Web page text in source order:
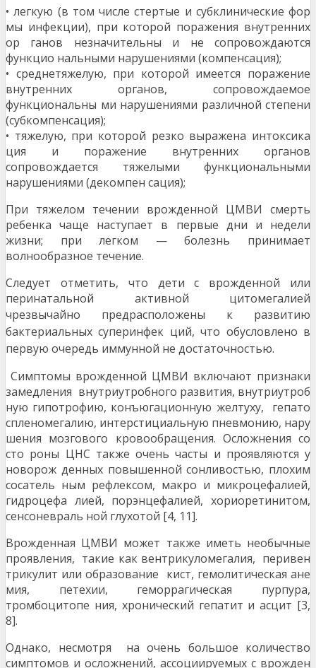
• легкую (в том числе стертые и субклинические фор
мы инфекции), при которой поражения внутренних
ор ганов незначительны и не сопровождаются
функцио нальными нарушениями (компенсация);
• среднетяжелую, при которой имеется поражение
внутренних органов, сопровождаемое
функциональны ми нарушениями различной степени
(субкомпенсация);
• тяжелую, при которой резко выражена интоксика
ция и поражение внутренних органов
сопровождается тяжелыми функциональными
нарушениями (декомпен сация);
При тяжелом течении врожденной ЦМВИ смерть
ребенка чаще наступает в первые дни и недели
жизни; при легком — болезнь принимает
волнообразное течение.
Следует отметить, что дети с врожденной или
перинатальной активной цитомегалией
чрезвычайно предрасположены к развитию
бактериальных суперинфек ций, что обусловлено в
первую очередь иммунной не достаточностью.
Симптомы врожденной ЦМВИ включают признаки
замедления внутриутробного развития, внутриутроб
ную гипотрофию, конъюгационную желтуху, гепато
спленомегалию, интерстициальную пневмонию, нару
шения мозгового кровообращения. Осложнения со
сто роны ЦНС также очень часты и проявляются у
новорож денных повышенной сонливостью, плохим
сосатель ным рефлексом, макро и микроцефалией,
гидроцефа лией, порэнцефалией, хориоретинитом,
сенсоневраль ной глухотой [4, 11].
Врожденная ЦМВИ может также иметь необычные
проявления, такие как вентрикуломегалия, перивен
трикулит или образование кист, гемолитическая ане
мия, петехии, геморрагическая пурпура,
тромбоцитопе ния, хронический гепатит и асцит [3,
8].
Однако, несмотря на очень большое количество
симптомов и осложнений, ассоциируемых с врожден